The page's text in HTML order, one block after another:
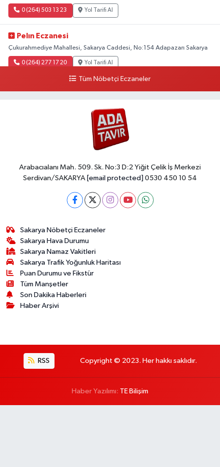
0 (264) 503 13 23 Yol Tarifi Al
Pelın Eczanesi
Çukurahmediye Mahallesi, Sakarya Caddesi, No:154 Adapazarı Sakarya
0 (264) 277 17 20 Yol Tarifi Al
Tüm Nöbetçi Eczaneler
Arabacıalanı Mah. 509. Sk. No:3 D:2 Yiğit Çelik İş Merkezi
Serdivan/SAKARYA [email protected] 0530 450 10 54
Sakarya Nöbetçi Eczaneler
Sakarya Hava Durumu
Sakarya Namaz Vakitleri
Sakarya Trafik Yoğunluk Haritası
Puan Durumu ve Fikstür
Tüm Manşetler
Son Dakika Haberleri
Haber Arşivi
RSS Copyright © 2023. Her hakkı saklıdır.
Haber Yazılımı: TE Bilişim